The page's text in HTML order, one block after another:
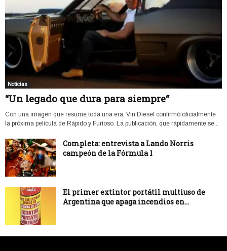
Noticias
“Un legado que dura para siempre“
Con una imagen que resume toda una era, Vin Diesel confirmó oficialmente
la próxima película de Rápido y Furioso. La publicación, que rápidamente se...
Completa: entrevista a Lando Norris
campeón de la Fórmula 1
El primer extintor portátil multiuso de
Argentina que apaga incendios en...